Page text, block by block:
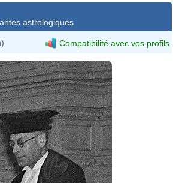
astrologiques
Compatibilité avec vos profils